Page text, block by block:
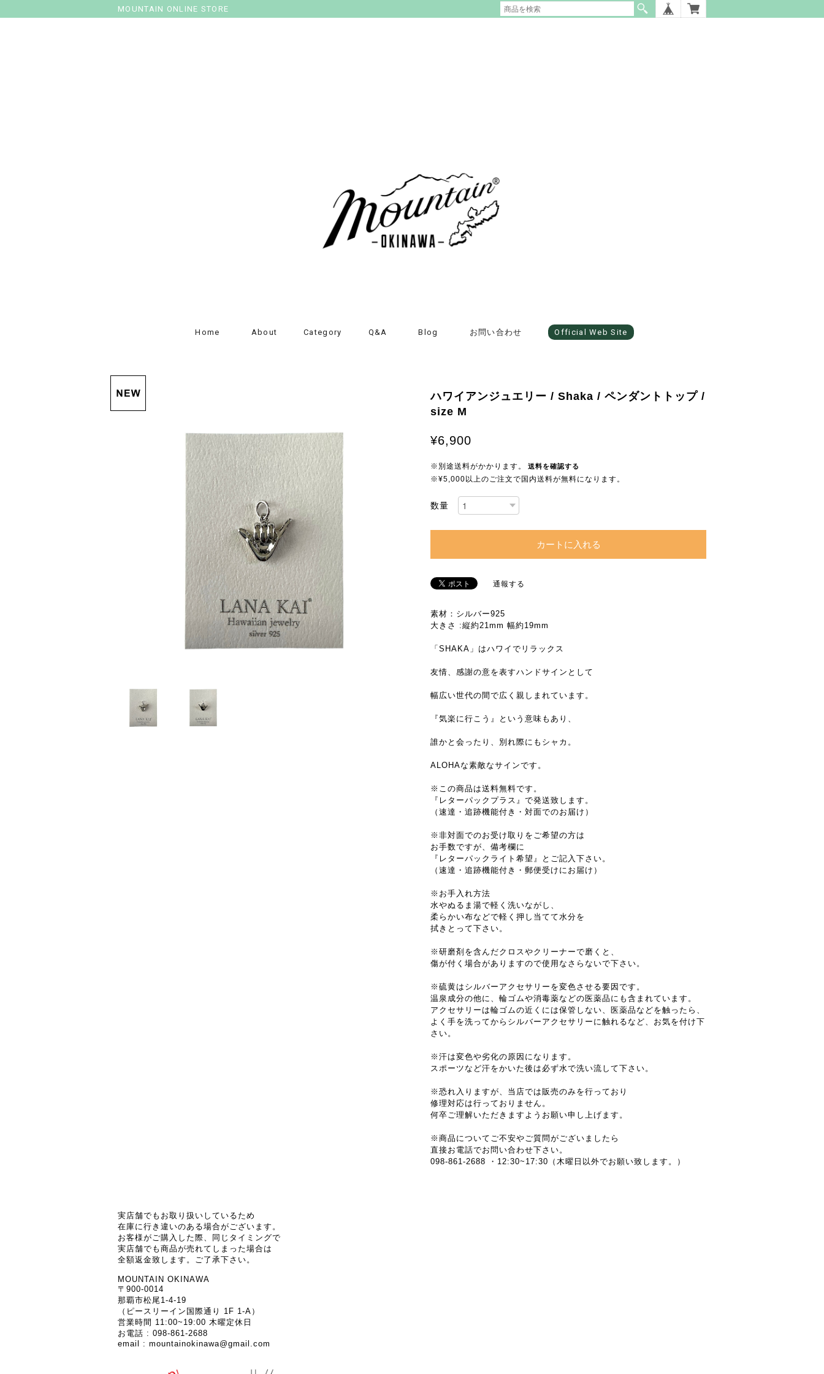
MOUNTAIN ONLINE STORE
Home About Category Q&A Blog お問い合わせ Official Web Site
ハワイアンジュエリー / Shaka / ペンダントトップ /
size M
¥6,900
※別途送料がかかります。 送料を確認する
※¥5,000以上のご注文で国内送料が無料になります。
数量
カートに入れる
通報する
素材：シルバー925
大きさ :縦約21mm 幅約19mm
「SHAKA」はハワイでリラックス
友情、感謝の意を表すハンドサインとして
幅広い世代の間で広く親しまれています。
『気楽に行こう』という意味もあり、
誰かと会ったり、別れ際にもシャカ。
ALOHAな素敵なサインです。
※この商品は送料無料です。
『レターパックプラス』で発送致します。
（速達・追跡機能付き・対面でのお届け）
※非対面でのお受け取りをご希望の方は
お手数ですが、備考欄に
『レターパックライト希望』とご記入下さい。
（速達・追跡機能付き・郵便受けにお届け）
※お手入れ方法
水やぬるま湯で軽く洗いながし、
柔らかい布などで軽く押し当てて水分を
拭きとって下さい。
※研磨剤を含んだクロスやクリーナーで磨くと、
傷が付く場合がありますので使用なさらないで下さい。
※硫黄はシルバーアクセサリーを変色させる要因です。
温泉成分の他に、輪ゴムや消毒薬などの医薬品にも含まれています。
アクセサリーは輪ゴムの近くには保管しない、医薬品などを触ったら、
よく手を洗ってからシルバーアクセサリーに触れるなど、お気を付け下
さい。
※汗は変色や劣化の原因になります。
スポーツなど汗をかいた後は必ず水で洗い流して下さい。
※恐れ入りますが、当店では販売のみを行っており
修理対応は行っておりません。
何卒ご理解いただきますようお願い申し上げます。
※商品についてご不安やご質問がございましたら
直接お電話でお問い合わせ下さい。
098-861-2688 ・12:30~17:30（木曜日以外でお願い致します。）
実店舗でもお取り扱いしているため
在庫に行き違いのある場合がございます。
お客様がご購入した際、同じタイミングで
実店舗でも商品が売れてしまった場合は
全額返金致します。ご了承下さい。
MOUNTAIN OKINAWA
〒900-0014
那覇市松尾1-4-19
（ピースリーイン国際通り 1F 1-A）
営業時間 11:00~19:00 木曜定休日
お電話 : 098-861-2688
email : mountainokinawa@gmail.com